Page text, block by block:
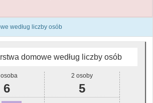
według liczby osób
domowe według liczby osób
osoba
6
2 osoby
5